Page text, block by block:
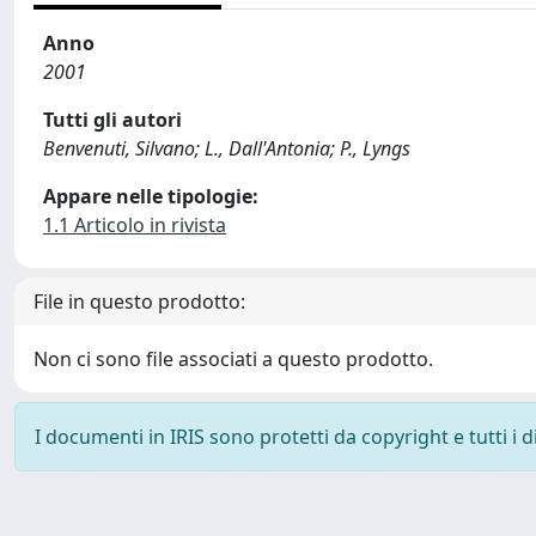
Anno
2001
Tutti gli autori
Benvenuti, Silvano; L., Dall'Antonia; P., Lyngs
Appare nelle tipologie:
1.1 Articolo in rivista
File in questo prodotto:
Non ci sono file associati a questo prodotto.
I documenti in IRIS sono protetti da copyright e tutti i